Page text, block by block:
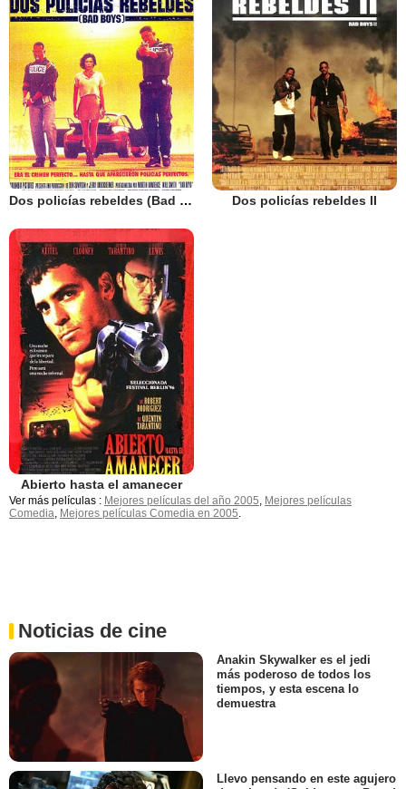
Dos policías rebeldes (Bad Boys) Dos policías rebeldes II
Abierto hasta el amanecer
Ver más películas : Mejores películas del año 2005, Mejores películas
Comedia, Mejores películas Comedia en 2005.
Noticias de cine
Anakin Skywalker es el jedi
más poderoso de todos los
tiempos, y esta escena lo
demuestra
Llevo pensando en este agujero